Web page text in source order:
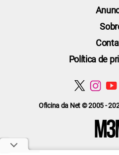
Oficina da Net © 2005 -
Política de